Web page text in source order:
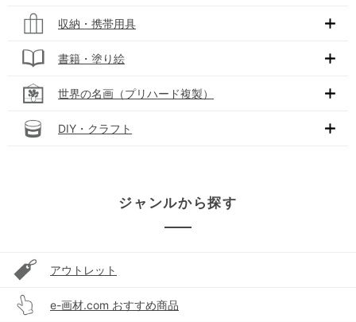
収納・携帯用具
書籍・塗り絵
世界の名画（プリハード複製）
DIY・クラフト
ジャンルから探す
アウトレット
e-画材.com おすすめ商品